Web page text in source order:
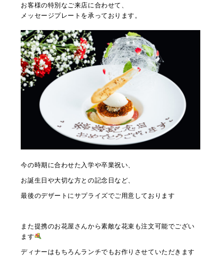
お客様の特別なご来店に合わせて、
メッセージプレートを承っております。
今の時期に合わせた入学や卒業祝い、
お誕生日や大切な方との記念日など、
最後のデザートにサプライズでご用意しております
また提携のお花屋さんから素敵な花束も注文可能でござい
ます
ディナーはもちろんランチでもお作りさせていただきます